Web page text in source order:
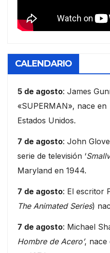
CALENDARIO
5 de agosto: James
«SUPERMAN», nace
Estados Unidos.
7 de agosto: John
serie de televisión ‘
Maryland en 1944.
7 de agosto: El escritor
The Animated Series)
7 de agosto: Michael
Hombre de Acero’, nace